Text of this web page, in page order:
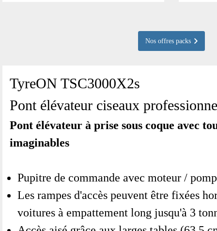
Nos offres packs
TyreON TSC3000X2s
Pont élévateur ciseaux
Pont élévateur à prise sous coque avec
imaginables
Pupitre de commande avec moteur /
Les rampes d'accès peuvent être fixées
voitures à empattement long jusqu'à 3